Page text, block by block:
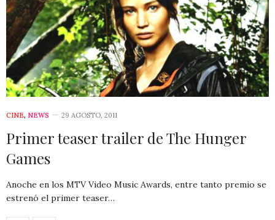
CINE, NEWS 29 AGOSTO, 2011
Primer teaser trailer de The Hunger
Games
Anoche en los MTV Video Music Awards, entre tanto premio se
estrenó el primer teaser…